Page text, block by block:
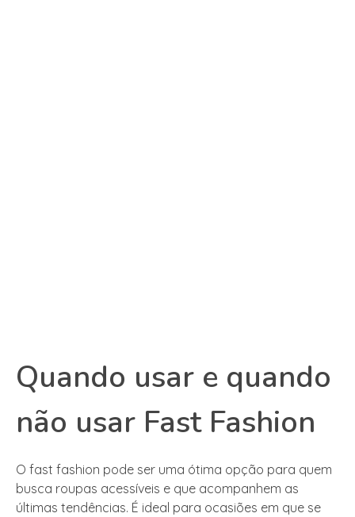
Quando usar e quando
não usar Fast Fashion
O fast fashion pode ser uma ótima opção para quem
busca roupas acessíveis e que acompanhem as
últimas tendências. É ideal para ocasiões em que se